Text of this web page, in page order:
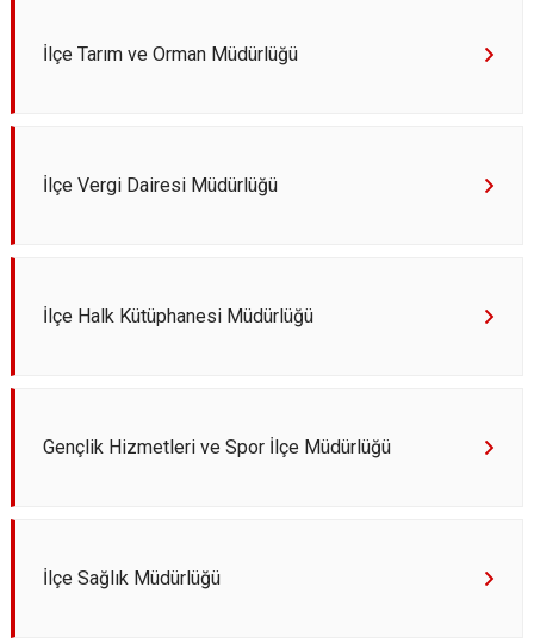
İlçe Tarım ve Orman Müdürlüğü
İlçe Vergi Dairesi Müdürlüğü
İlçe Halk Kütüphanesi Müdürlüğü
Gençlik Hizmetleri ve Spor İlçe Müdürlüğü
İlçe Sağlık Müdürlüğü